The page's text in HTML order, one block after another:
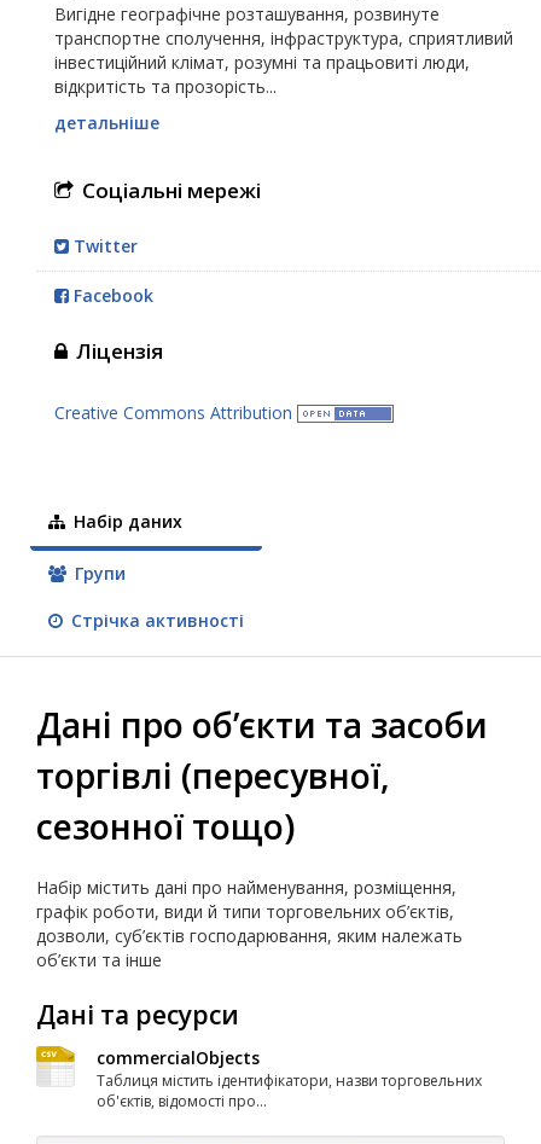
Вигідне географічне розташування, розвинуте
транспортне сполучення, інфраструктура, сприятливий
інвестиційний клімат, розумні та працьовиті люди,
відкритість та прозорість...
детальніше
Соціальні мережі
Twitter
Facebook
Ліцензія
Creative Commons Attribution
Набір даних
Групи
Стрічка активності
Дані про об’єкти та засоби
торгівлі (пересувної,
сезонної тощо)
Набір містить дані про найменування, розміщення,
графік роботи, види й типи торговельних об’єктів,
дозволи, суб’єктів господарювання, яким належать
об’єкти та інше
Дані та ресурси
commercialObjects
Таблиця містить ідентифікатори, назви торговельних
об'єктів, відомості про...